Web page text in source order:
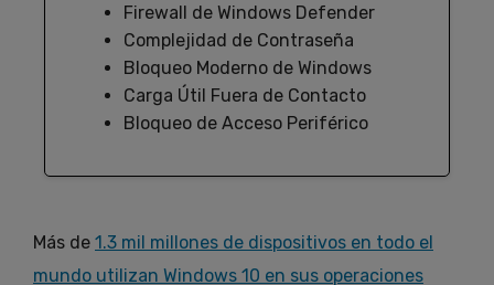
Firewall de Windows Defender
Complejidad de Contraseña
Bloqueo Moderno de Windows
Carga Útil Fuera de Contacto
Bloqueo de Acceso Periférico
Más de 1.3 mil millones de dispositivos en todo el
mundo utilizan Windows 10 en sus operaciones